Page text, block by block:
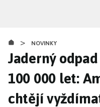
obsahu
> NOVINKY
Jaderný
100 000 let:
chtějí